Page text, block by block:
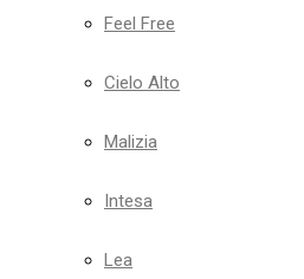
Feel Free
Cielo Alto
Malizia
Intesa
Lea